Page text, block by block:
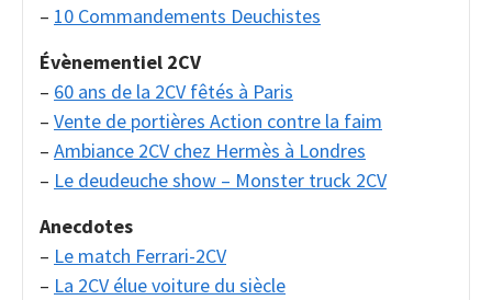
– 10 Commandements Deuchistes
Évènementiel 2CV
– 60 ans de la 2CV fêtés à Paris
– Vente de portières Action contre la faim
– Ambiance 2CV chez Hermès à Londres
– Le deudeuche show – Monster truck 2CV
Anecdotes
– Le match Ferrari-2CV
– La 2CV élue voiture du siècle